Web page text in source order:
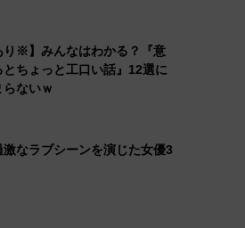
り※】みんなはわかる？『意
とちょっと工口い話』12選に
ないｗ
激なラブシーンを演じた女優3